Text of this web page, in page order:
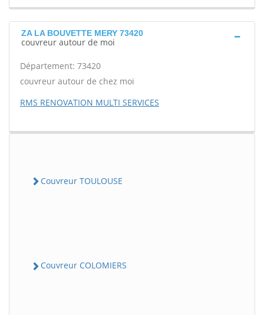
ZA LA BOUVETTE MERY 73420
couvreur autour de moi
Département: 73420
couvreur autour de chez moi
RMS RENOVATION MULTI SERVICES
Couvreur TOULOUSE
Couvreur COLOMIERS